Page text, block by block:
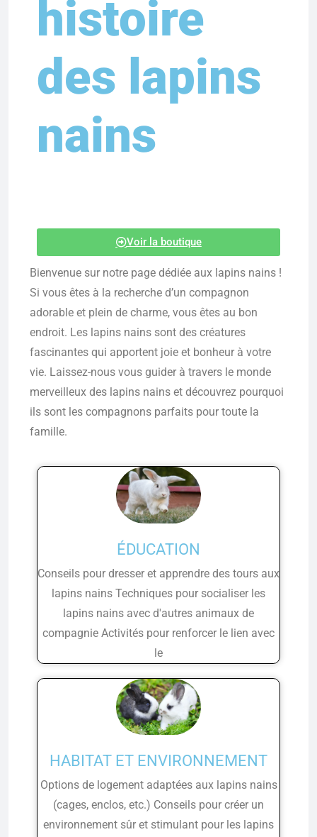
histoire
des lapins
nains
Voir la boutique
Bienvenue sur notre page dédiée aux lapins nains !
Si vous êtes à la recherche d’un compagnon
adorable et plein de charme, vous êtes au bon
endroit. Les lapins nains sont des créatures
fascinantes qui apportent joie et bonheur à votre
vie. Laissez-nous vous guider à travers le monde
merveilleux des lapins nains et découvrez pourquoi
ils sont les compagnons parfaits pour toute la
famille.
ÉDUCATION
Conseils pour dresser et apprendre des tours aux
lapins nains Techniques pour socialiser les
lapins nains avec d'autres animaux de
compagnie Activités pour renforcer le lien avec
le
HABITAT ET ENVIRONNEMENT
Options de logement adaptées aux lapins nains
(cages, enclos, etc.) Conseils pour créer un
environnement sûr et stimulant pour les lapins